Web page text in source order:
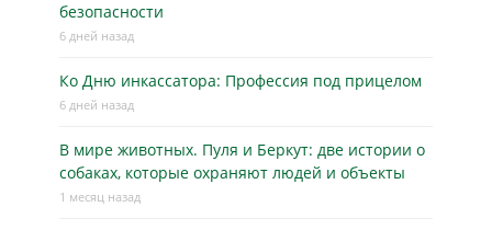
безопасности
6 дней назад
Ко Дню инкассатора: Профессия под прицелом
6 дней назад
В мире животных. Пуля и Беркут: две истории о
собаках, которые охраняют людей и объекты
1 месяц назад